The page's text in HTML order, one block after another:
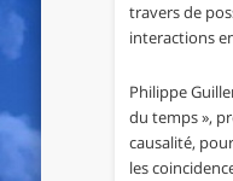
travers de
interactions
Philippe
du temps »,
causalité,
les